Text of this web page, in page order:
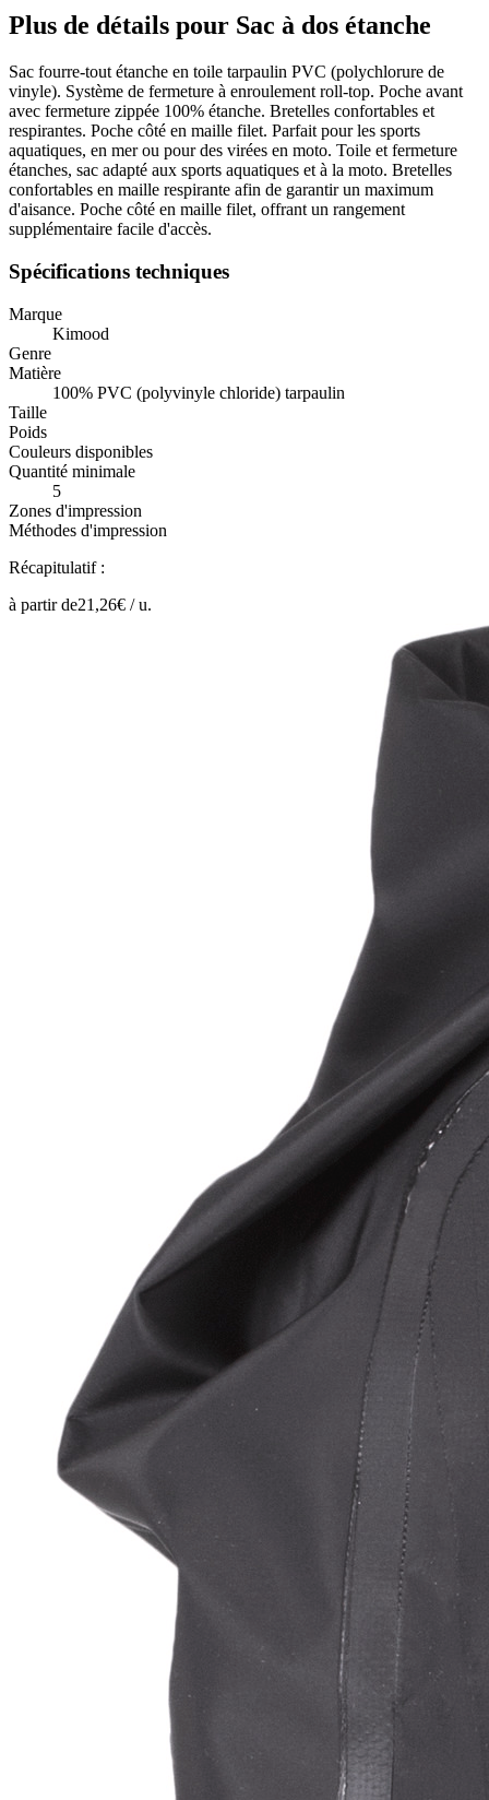
Plus de détails pour Sac à dos étanche
Sac fourre-tout étanche en toile tarpaulin PVC (polychlorure de
vinyle). Système de fermeture à enroulement roll-top. Poche avant
avec fermeture zippée 100% étanche. Bretelles confortables et
respirantes. Poche côté en maille filet. Parfait pour les sports
aquatiques, en mer ou pour des virées en moto. Toile et fermeture
étanches, sac adapté aux sports aquatiques et à la moto. Bretelles
confortables en maille respirante afin de garantir un maximum
d'aisance. Poche côté en maille filet, offrant un rangement
supplémentaire facile d'accès.
Spécifications techniques
Marque
Kimood
Genre
Matière
100% PVC (polyvinyle chloride) tarpaulin
Taille
Poids
Couleurs disponibles
Quantité minimale
5
Zones d'impression
Méthodes d'impression
Récapitulatif :
à partir de21,26€ /u.